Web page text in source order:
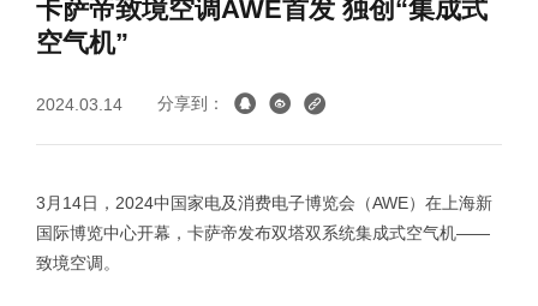
卡萨帝致境空调AWE首发 独创“集成式
空气机”
2024.03.14 分享到：
3月14日，2024中国家电及消费电子博览会（AWE）在上海新
国际博览中心开幕，卡萨帝发布双塔双系统集成式空气机——
致境空调。